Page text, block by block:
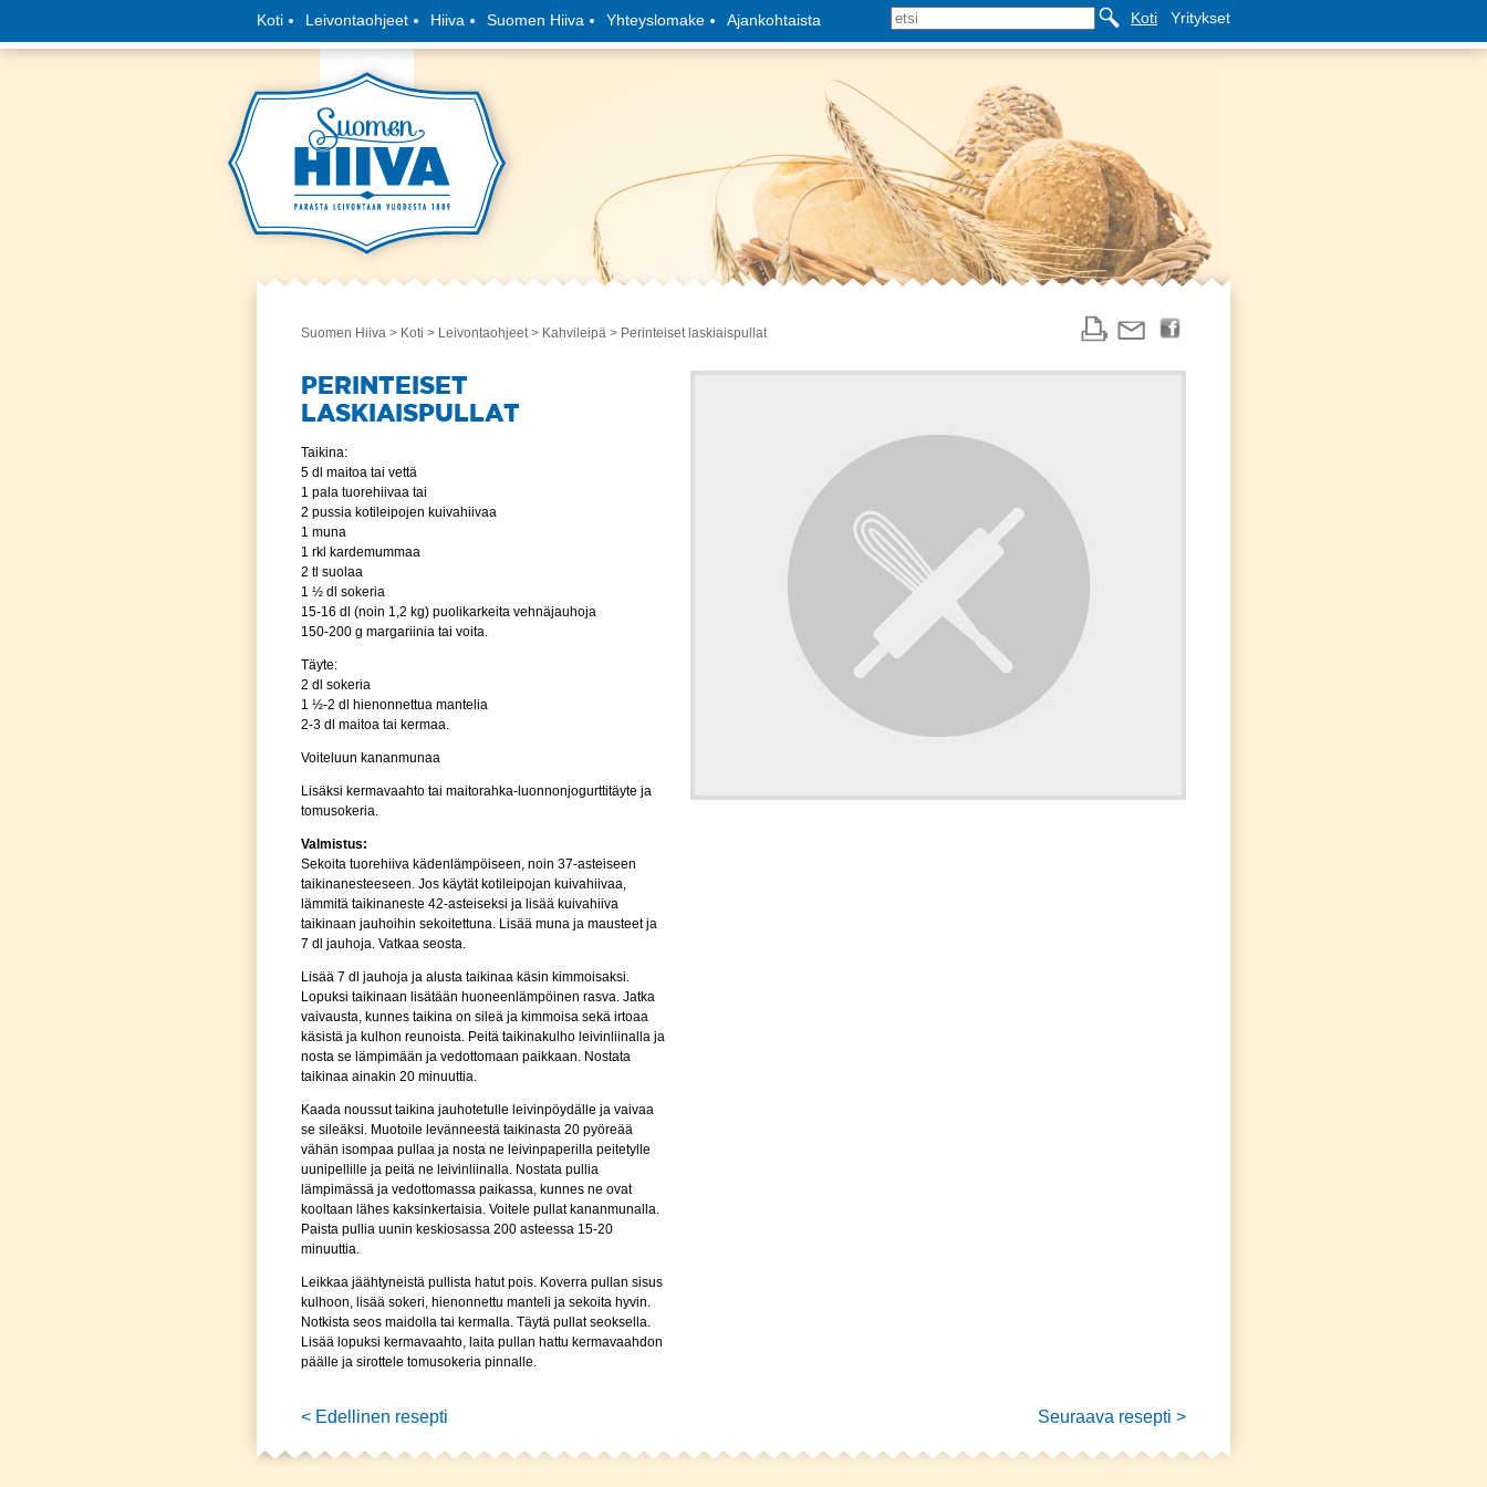
Koti Leivontaohjeet Hiiva Suomen Hiiva Yhteyslomake Ajankohtaista Koti Yritykset
Suomen Hiiva > Koti > Leivontaohjeet> Kahvileipä > Perinteiset laskiaispullat
PERINTEISET
LASKIAISPULLAT
Taikina:
5 dl maitoa tai vettä
1 pala tuorehiivaa tai
2 pussia kotileipojen kuivahiivaa
1 muna
1 rkl kardemummaa
2 tl suolaa
1 ½ dl sokeria
15-16 dl (noin 1,2 kg) puolikarkeita vehnäjauhoja
150-200 g margariinia tai voita.
Täyte:
2 dl sokeria
1 ½-2 dl hienonnettua mantelia
2-3 dl maitoa tai kermaa.
Voiteluun kananmunaa
Lisäksi kermavaahto tai maitorahka-luonnonjogurttitäyte ja
tomusokeria.
Valmistus:
Sekoita tuorehiiva kädenlämpöiseen, noin 37-asteiseen
taikinanesteeseen. Jos käytät kotileipojan kuivahiivaa,
lämmitä taikinaneste 42-asteiseksi ja lisää kuivahiiva
taikinaan jauhoihin sekoitettuna. Lisää muna ja mausteet ja
7 dl jauhoja. Vatkaa seosta.
Lisää 7 dl jauhoja ja alusta taikinaa käsin kimmoisaksi.
Lopuksi taikinaan lisätään huoneenlämpöinen rasva. Jatka
vaivausta, kunnes taikina on sileä ja kimmoisa sekä irtoaa
käsistä ja kulhon reunoista. Peitä taikinakulho leivinliinalla ja
nosta se lämpimään ja vedottomaan paikkaan. Nostata
taikinaa ainakin 20 minuuttia.
Kaada noussut taikina jauhotetulle leivinpöydälle ja vaivaa
se sileäksi. Muotoile levänneestä taikinasta 20 pyöreää
vähän isompaa pullaa ja nosta ne leivinpaperilla peitetylle
uunipellille ja peitä ne leivinliinalla. Nostata pullia
lämpimässä ja vedottomassa paikassa, kunnes ne ovat
kooltaan lähes kaksinkertaisia. Voitele pullat kananmunalla.
Paista pullia uunin keskiosassa 200 asteessa 15-20
minuuttia.
Leikkaa jäähtyneistä pullista hatut pois. Koverra pullan sisus
kulhoon, lisää sokeri, hienonnettu manteli ja sekoita hyvin.
Notkista seos maidolla tai kermalla. Täytä pullat seoksella.
Lisää lopuksi kermavaahto, laita pullan hattu kermavaahdon
päälle ja sirottele tomusokeria pinnalle.
< Edellinen resepti Seuraava resepti >